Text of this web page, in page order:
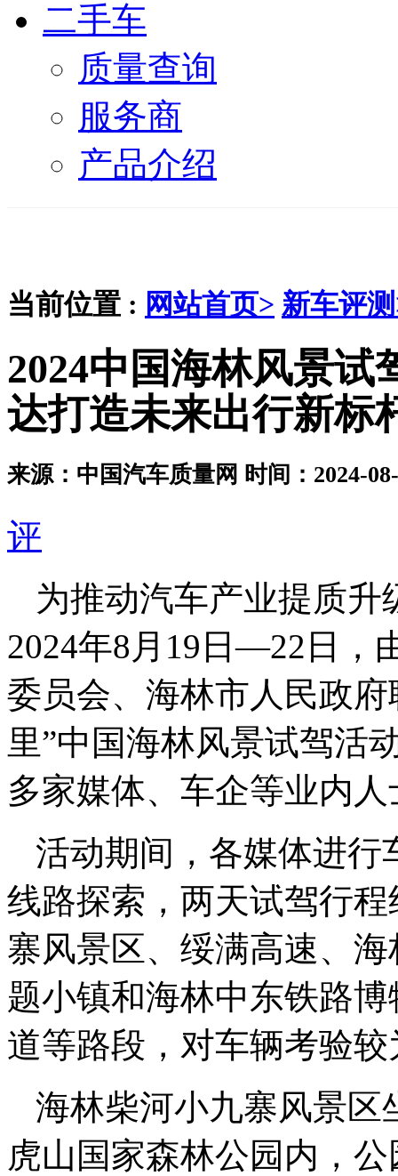
二手车
质量查询
服务商
产品介绍
当前位置 : 网站首页> 新车评
2024中国海林风景
达打造未来出行新标
来源：中国汽车质量网 时间：2024-
评
为推动汽车产业提质升
2024年8月19日—22日，
委员会、海林市人民政
里”中国海林风景试驾活
多家媒体、车企等业内
活动期间，各媒体进行
线路探索，两天试驾行
寨风景区、绥满高速、
题小镇和海林中东铁路
道等路段，对车辆考验
海林柴河小九寨风景
虎山国家森林公园内，